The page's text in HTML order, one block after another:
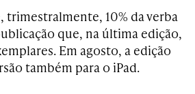
trimestralmente, 10% da verba
que, na última edição,
Em agosto, a edição
também para o iPad.